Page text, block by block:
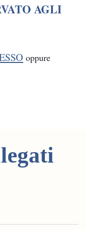
AGLI
oppure